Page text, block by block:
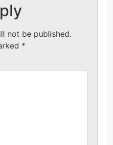
not be published.
*